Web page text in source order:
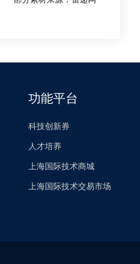
功能平台
科技创新券
人才培养
上海国际技术商城
上海国际技术交易市场